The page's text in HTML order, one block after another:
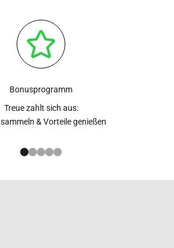
Bonusprogramm
Treue zahlt sich aus:
sammeln & Vorteile genießen
Gehe zu Element 1
Gehe zu Element 2
Gehe zu Element 3
Gehe zu Element 4
Gehe zu Element 5